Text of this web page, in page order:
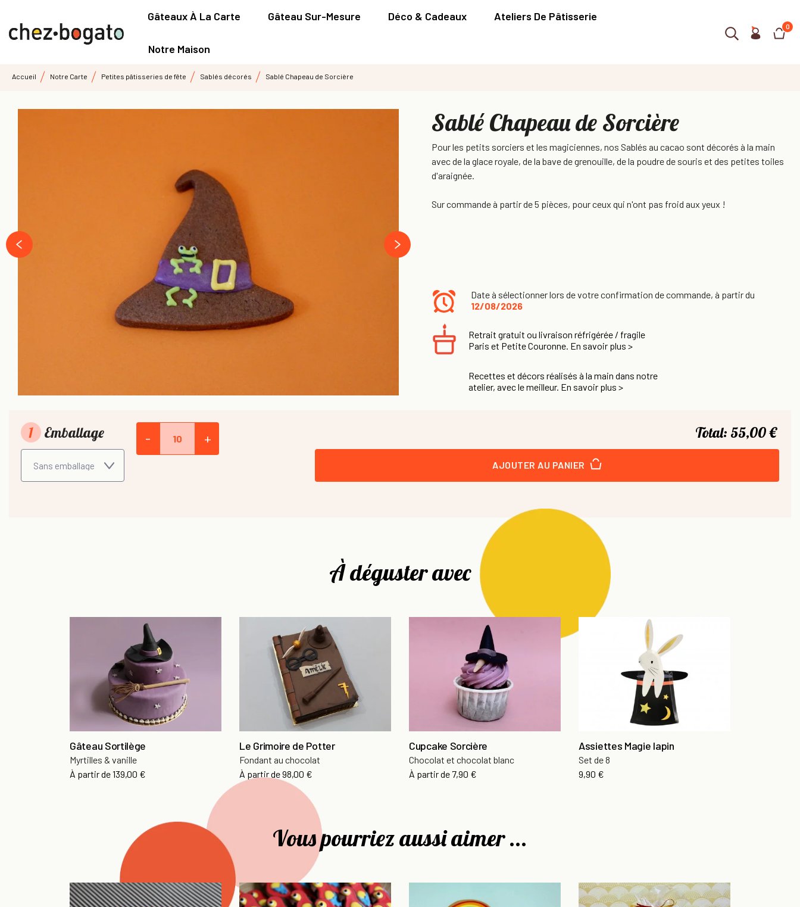
Gâteaux À La Carte Gâteau Sur-Mesure Déco & Cadeaux Ateliers De Pâtisserie
Notre Maison
0
Accueil Notre Carte Petites pâtisseries de fête Sablés décorés Sablé Chapeau de Sorcière
prev
next
Sablé Chapeau de Sorcière
Pour les petits sorciers et les magiciennes, nos Sablés au cacao sont décorés à la main
avec de la glace royale, de la bave de grenouille, de la poudre de souris et des petites toiles
d'araignée.
Sur commande à partir de 5 pièces, pour ceux qui n'ont pas froid aux yeux !
Date à sélectionner lors de votre confirmation de commande, à partir du
12/08/2026
Retrait gratuit ou livraison réfrigérée / fragile
Paris et Petite Couronne. En savoir plus >
Recettes et décors réalisés à la main dans notre
atelier, avec le meilleur. En savoir plus >
1 Emballage - + Total: 55,00 €
AJOUTER AU PANIER
À déguster avec
Gâteau Sortilège
Myrtilles & vanille
À partir dePrix
139,00 €
Le Grimoire de Potter
Fondant au chocolat
À partir dePrix
98,00 €
Cupcake Sorcière
Chocolat et chocolat blanc
À partir de Prix
7,90 €
Assiettes Magie lapin
Set de 8
Prix
9,90 €
Vous pourriez aussi aimer ...